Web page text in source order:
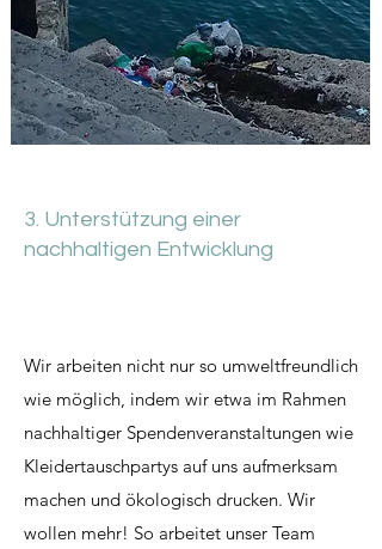
3. Unterstützung einer
nachhaltigen Entwicklung
Wir arbeiten nicht nur so umweltfreundlich
wie möglich, indem wir etwa im Rahmen
nachhaltiger Spendenveranstaltungen wie
Kleidertauschpartys auf uns aufmerksam
machen und ökologisch drucken. Wir
wollen mehr! So arbeitet unser Team